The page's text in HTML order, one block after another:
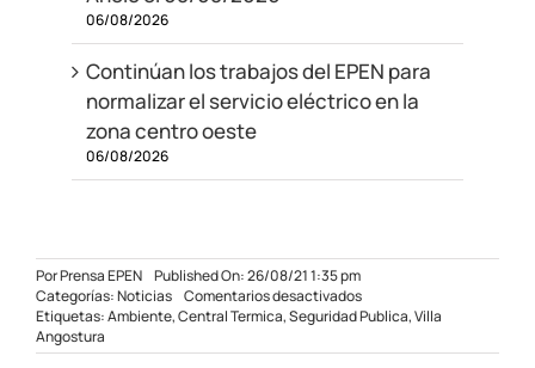
06/08/2026
Continúan los trabajos del EPEN para
normalizar el servicio eléctrico en la
zona centro oeste
06/08/2026
PorPrensa EPEN Published On: 26/08/21 1:35 pm
Categorías:Noticias Comentarios desactivadosen
Plan
contingencia
Etiquetas:Ambiente,Central Termica,Seguridad Publica,Villa
Angostura